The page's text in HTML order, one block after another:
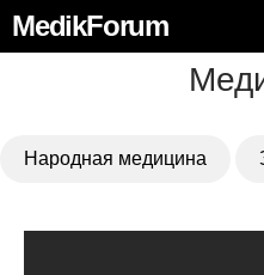
MedikForum
Народная медицина